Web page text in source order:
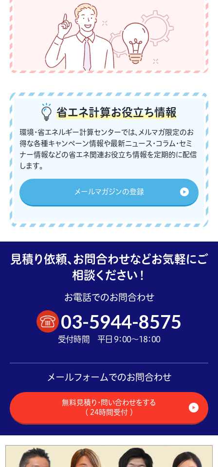
省エネ計算お役立ち情報
環境・省エネルギー計算センターでは、メルマガ限定のお
得な各種キャンペーン情報や最新ニュース・コラム・セミ
ナー情報などの省エネ関連お役立ち情報を定期的に配信
します。
メールマガジンの登録
見積り依頼、お問合わせなどお気軽にご
相談ください！
お電話でのお問合わせ
03-5944-8575
受付時間 平日 9：00～18：00
メールフォームでのお問合わせ
無料見積り・問い合わせをする
（ 24時間受付 ）